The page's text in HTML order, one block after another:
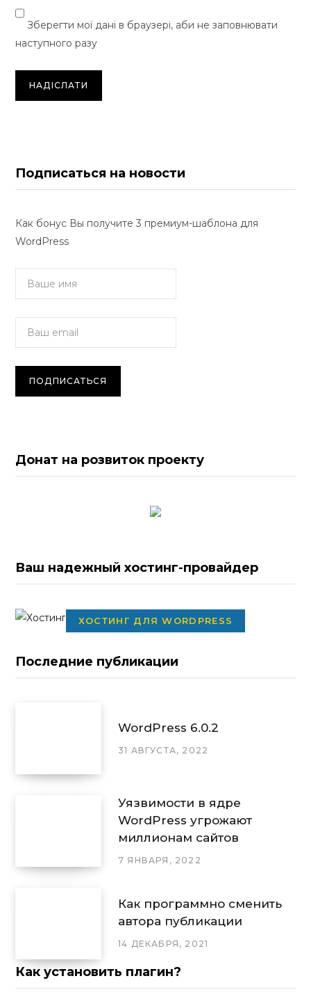
Зберегти мої дані в браузері, аби не заповнювати
наступного разу
Подписаться на новости
Как бонус Вы получите 3 премиум-шаблона для
WordPress
Донат на розвиток проекту
Ваш надежный хостинг-провайдер
ХОСТИНГ ДЛЯ WORDPRESS
Последние публикации
WordPress 6.0.2
31 АВГУСТА, 2022
Уязвимости в ядре
WordPress угрожают
миллионам сайтов
7 ЯНВАРЯ, 2022
Как программно сменить
автора публикации
14 ДЕКАБРЯ, 2021
Как установить плагин?